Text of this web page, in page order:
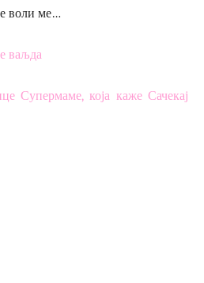
воли ме…
ваљда
Супермаме, која каже Сачекај